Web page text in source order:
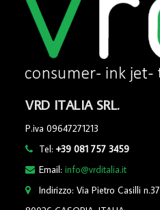
VRD ITALIA SRL.
P.iva 09647271213
Tel:+39 081 757 3459
Email:info@vrditalia.it
Indirizzo: Via Pietro Casilli n.37